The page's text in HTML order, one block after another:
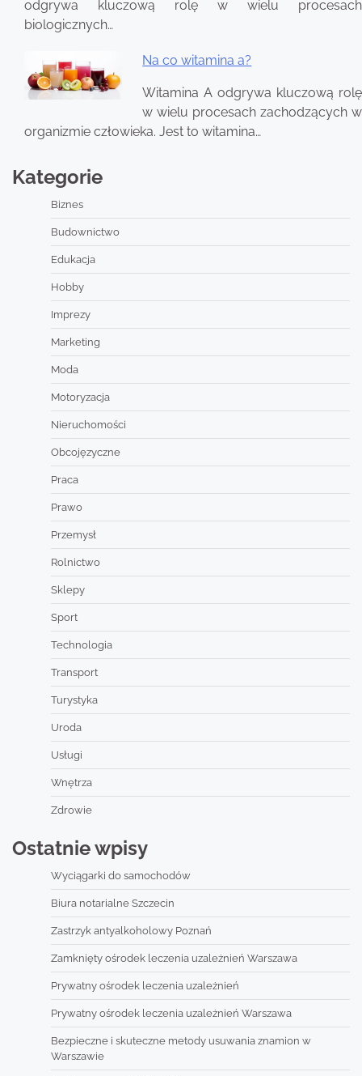
odgrywa kluczową rolę w wielu procesach
biologicznych…
Na co witamina a?
Witamina A odgrywa kluczową rolę
w wielu procesach zachodzących w
organizmie człowieka. Jest to witamina…
Kategorie
Biznes
Budownictwo
Edukacja
Hobby
Imprezy
Marketing
Moda
Motoryzacja
Nieruchomości
Obcojęzyczne
Praca
Prawo
Przemysł
Rolnictwo
Sklepy
Sport
Technologia
Transport
Turystyka
Uroda
Usługi
Wnętrza
Zdrowie
Ostatnie wpisy
Wyciągarki do samochodów
Biura notarialne Szczecin
Zastrzyk antyalkoholowy Poznań
Zamknięty ośrodek leczenia uzależnień Warszawa
Prywatny ośrodek leczenia uzależnień
Prywatny ośrodek leczenia uzależnień Warszawa
Bezpieczne i skuteczne metody usuwania znamion w
Warszawie